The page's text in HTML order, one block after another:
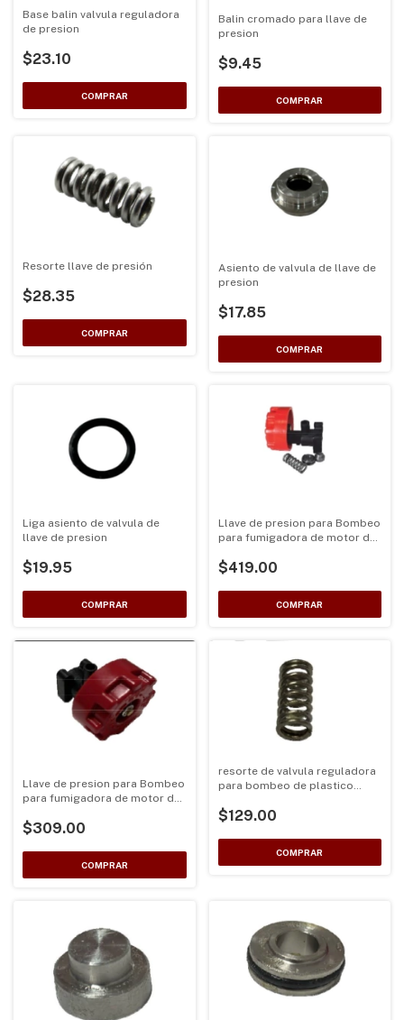
Base balin valvula reguladora
de presion
$23.10
Balin cromado para llave de
presion
$9.45
Resorte llave de presión
$28.35
Asiento de valvula de llave de
presion
$17.85
Liga asiento de valvula de
llave de presion
$19.95
Llave de presion para Bombeo
para fumigadora de motor de
$419.00
Llave de presion para Bombeo
para fumigadora de motor de
$309.00
resorte de valvula reguladora
para bombeo de plastico
$129.00